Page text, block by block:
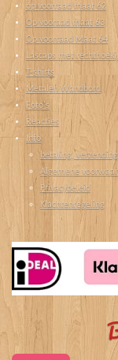
op voorraad maat 62
Op vooraad maat 63
Op voorraad Maat 64
Lascaps met
T-shirts
Metalen Wandbord
Foto's
Reacties
Info
betaling,
Algemene
Privacybeleid
Klachtenregeling